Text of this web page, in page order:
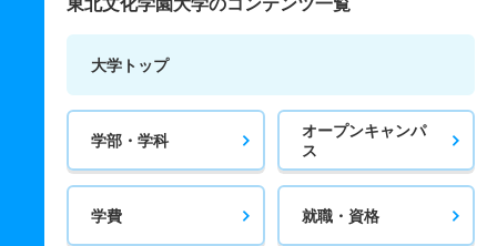
東北文化学園大学のコンテンツ一覧
大学トップ
学部・学科
オープンキャンパ
ス
学費 就職・資格